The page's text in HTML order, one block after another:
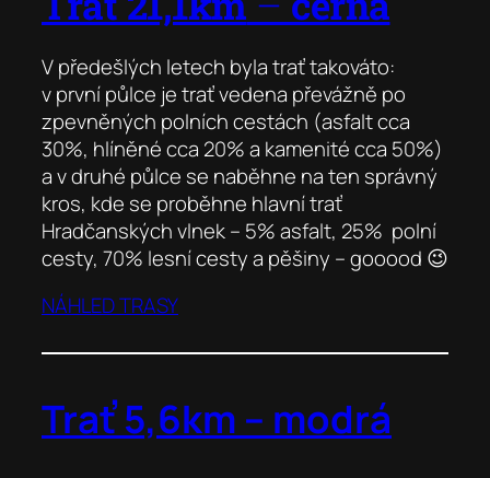
V předešlých letech byla trať takováto:
v první půlce je trať vedena převážně po
zpevněných polních cestách (asfalt cca
30%, hlíněné cca 20% a kamenité cca 50%)
a v druhé půlce se naběhne na ten správný
kros, kde se proběhne hlavní trať
Hradčanských vlnek – 5% asfalt, 25% polní
cesty, 70% lesní cesty a pěšiny – gooood 😉
NÁHLED TRASY
Trať 5,6km – modrá